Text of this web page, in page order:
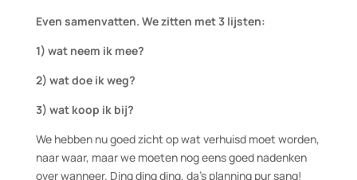
Even samenvatten. We zitten met 3 lijsten:
1) wat neem ik mee?
2) wat doe ik weg?
3) wat koop ik bij?
We hebben nu goed zicht op wat verhuisd moet worden,
naar waar, maar we moeten nog eens goed nadenken
over wanneer. Ding ding ding, da’s planning pur sang!